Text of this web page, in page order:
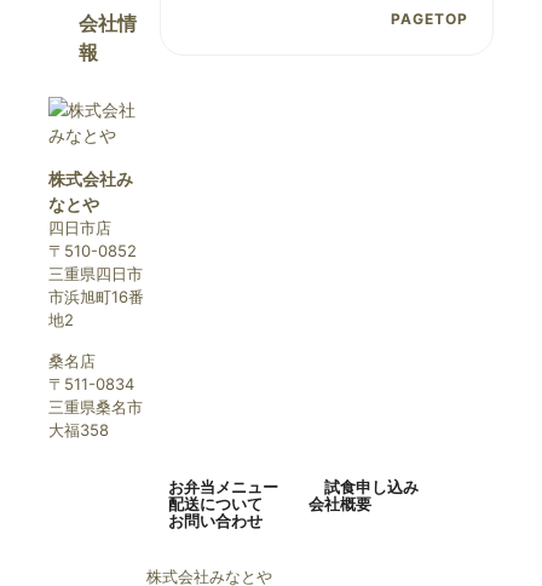
PAGETOP
会社情
報
株式会社み
なとや
四日市店
〒510-0852
三重県四日市
市浜旭町16番
地2
桑名店
〒511-0834
三重県桑名市
大福358
お弁当メニュー
試食申し込み
配送について
会社概要
お問い合わせ
株式会社みなとや